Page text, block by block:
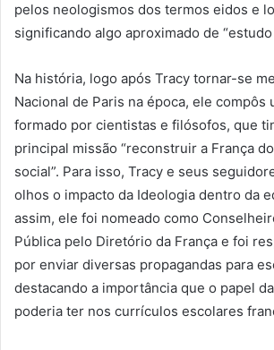
pelos neologismos dos termos eidos e
significando algo aproximado de “estudo
Na história, logo após Tracy tornar-se
Nacional de Paris na época, ele compôs
formado por cientistas e filósofos, que
principal missão “reconstruir a França
social”. Para isso, Tracy e seus
olhos o impacto da Ideologia dentro da
assim, ele foi nomeado como
Pública pelo Diretório da França e foi
por enviar diversas propagandas para
destacando a importância que o papel
poderia ter nos currículos escolares